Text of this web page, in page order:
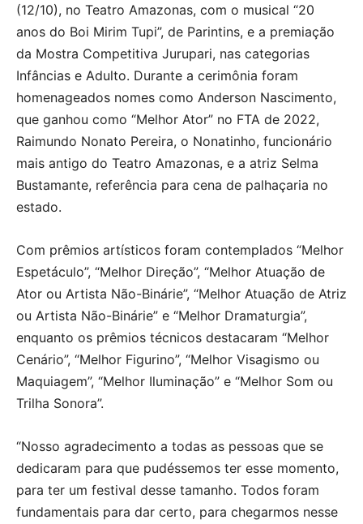
(12/10), no Teatro Amazonas, com o musical “20
anos do Boi Mirim Tupi”, de Parintins, e a premiação
da Mostra Competitiva Jurupari, nas categorias
Infâncias e Adulto. Durante a cerimônia foram
homenageados nomes como Anderson Nascimento,
que ganhou como “Melhor Ator” no FTA de 2022,
Raimundo Nonato Pereira, o Nonatinho, funcionário
mais antigo do Teatro Amazonas, e a atriz Selma
Bustamante, referência para cena de palhaçaria no
estado.
Com prêmios artísticos foram contemplados “Melhor
Espetáculo”, “Melhor Direção”, “Melhor Atuação de
Ator ou Artista Não-Binárie”, “Melhor Atuação de Atriz
ou Artista Não-Binárie” e “Melhor Dramaturgia”,
enquanto os prêmios técnicos destacaram “Melhor
Cenário”, “Melhor Figurino”, “Melhor Visagismo ou
Maquiagem”, “Melhor Iluminação” e “Melhor Som ou
Trilha Sonora”.
“Nosso agradecimento a todas as pessoas que se
dedicaram para que pudéssemos ter esse momento,
para ter um festival desse tamanho. Todos foram
fundamentais para dar certo, para chegarmos nesse